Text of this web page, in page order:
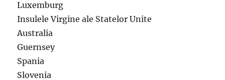
Luxemburg
Insulele Virgine ale Statelor Unite
Australia
Guernsey
Spania
Slovenia